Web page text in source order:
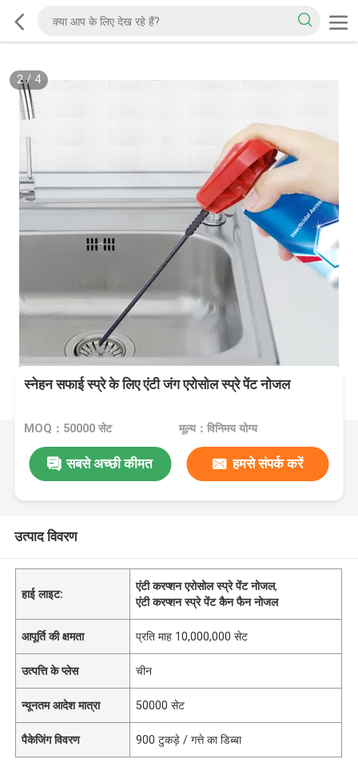
2/ 4
स्नेहन सफाई स्प्रे के लिए एंटी जंग एरोसोल स्प्रे पेंट नोजल
MOQ：50000 सेट मूल्य：विनिमय योग्य
सबसे अच्छी कीमत हमसे संपर्क करें
उत्पाद विवरण
हाई लाइट:
एंटी करप्शन एरोसोल स्प्रे पेंट नोजल,
एंटी करप्शन स्प्रे पेंट कैन फैन नोजल
आपूर्ति की क्षमता प्रति माह 10,000,000 सेट
उत्पत्ति के प्लेस चीन
न्यूनतम आदेश मात्रा 50000 सेट
पैकेजिंग विवरण 900 टुकड़े / गत्ते का डिब्बा